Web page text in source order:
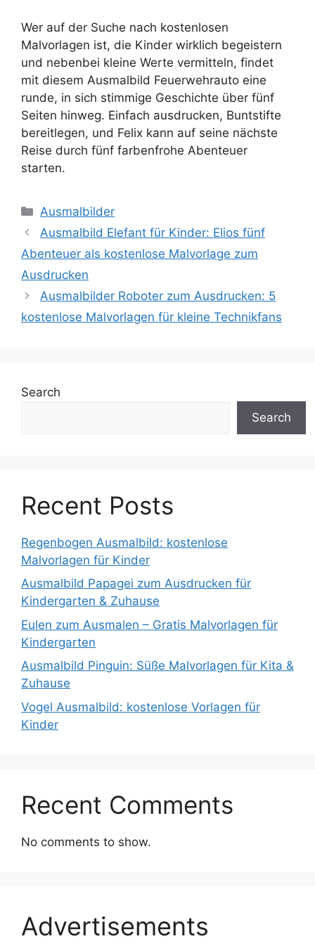
Wer auf der Suche nach kostenlosen
Malvorlagen ist, die Kinder wirklich begeistern
und nebenbei kleine Werte vermitteln, findet
mit diesem Ausmalbild Feuerwehrauto eine
runde, in sich stimmige Geschichte über fünf
Seiten hinweg. Einfach ausdrucken, Buntstifte
bereitlegen, und Felix kann auf seine nächste
Reise durch fünf farbenfrohe Abenteuer
starten.
Categories
Ausmalbilder
Ausmalbild Elefant für Kinder: Elios fünf
Abenteuer als kostenlose Malvorlage zum
Ausdrucken
Ausmalbilder Roboter zum Ausdrucken: 5
kostenlose Malvorlagen für kleine Technikfans
Search
Search
Recent Posts
Regenbogen Ausmalbild: kostenlose
Malvorlagen für Kinder
Ausmalbild Papagei zum Ausdrucken für
Kindergarten & Zuhause
Eulen zum Ausmalen – Gratis Malvorlagen für
Kindergarten
Ausmalbild Pinguin: Süße Malvorlagen für Kita &
Zuhause
Vogel Ausmalbild: kostenlose Vorlagen für
Kinder
Recent Comments
No comments to show.
Advertisements